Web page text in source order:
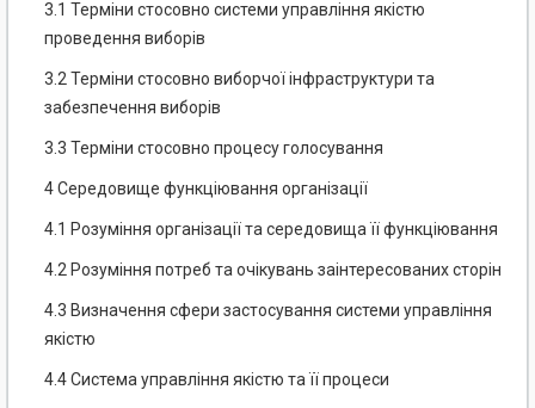
3.1 Терміни стосовно системи управління якістю
проведення виборів
3.2 Терміни стосовно виборчої інфраструктури та
забезпечення виборів
3.3 Терміни стосовно процесу голосування
4 Середовище функціювання організації
4.1 Розуміння організації та середовища її функціювання
4.2 Розуміння потреб та очікувань заінтересованих сторін
4.3 Визначення сфери застосування системи управління
якістю
4.4 Система управління якістю та її процеси